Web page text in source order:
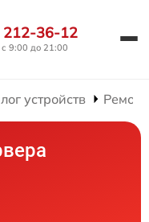
212-36-12
9:00 до 21:00
устройств